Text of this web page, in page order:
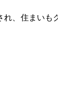
れ、住まいも